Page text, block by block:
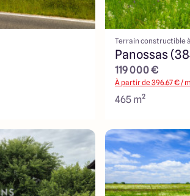
Terrain constructible à
Panossas
119 000 €
À partir de396.67€ /
465 m²